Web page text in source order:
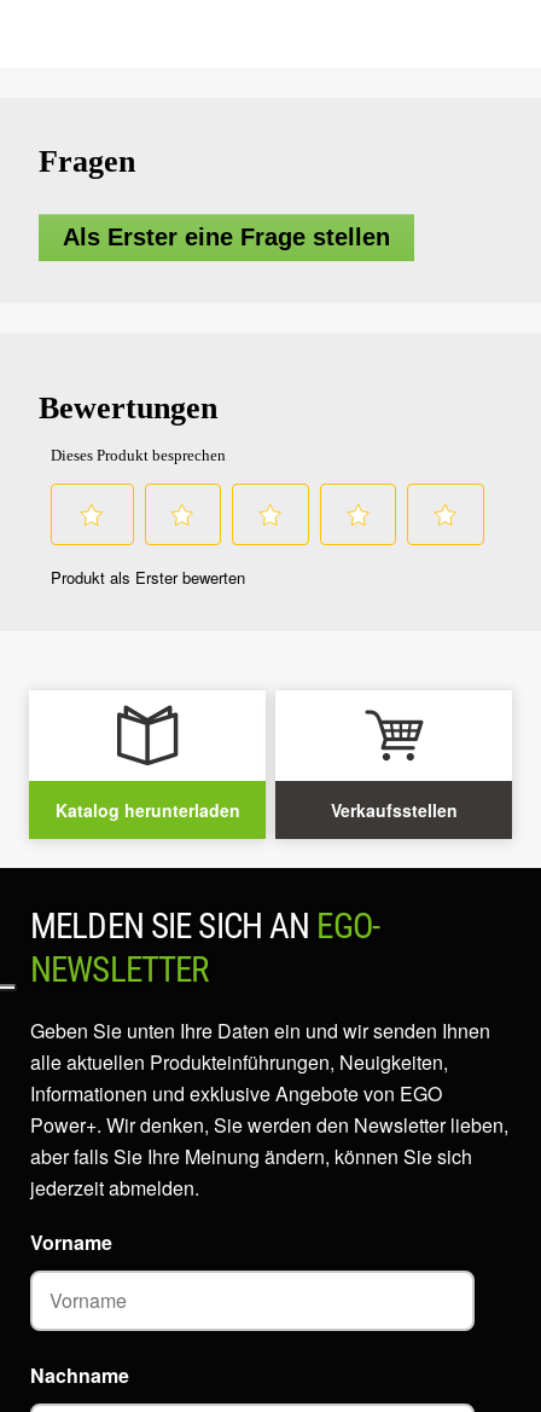
Fragen
Als Erster eine Frage stellen
Katalog herunterladen Verkaufsstellen
MELDEN SIE SICH AN EGO-
NEWSLETTER
Geben Sie unten Ihre Daten ein und wir senden Ihnen
alle aktuellen Produkteinführungen, Neuigkeiten,
Informationen und exklusive Angebote von EGO
Power+. Wir denken, Sie werden den Newsletter lieben,
aber falls Sie Ihre Meinung ändern, können Sie sich
jederzeit abmelden.
Vorname
Nachname